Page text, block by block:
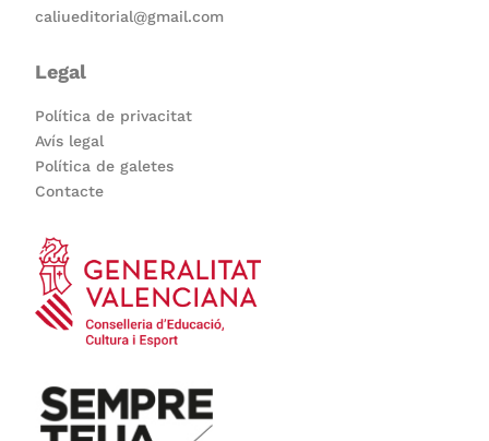
caliueditorial@gmail.com
Legal
Política de privacitat
Avís legal
Política de galetes
Contacte